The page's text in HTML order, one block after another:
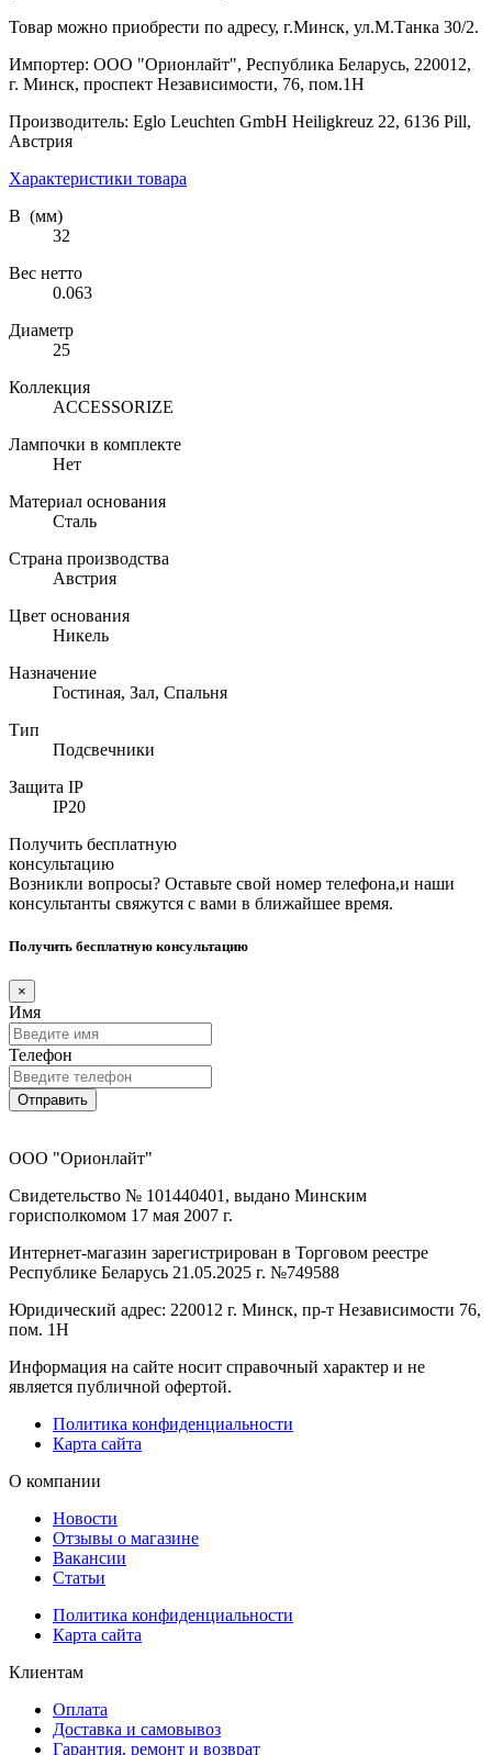
Товар можно приобрести по адресу, г.Минск, ул.М.Танка 30/2.
Импортер: ООО "Орионлайт", Республика Беларусь, 220012,
г. Минск, проспект Независимости, 76, пом.1Н
Производитель: Eglo Leuchten GmbH Heiligkreuz 22, 6136 Pill,
Австрия
Характеристики товара
В (мм)
32
Вес нетто
0.063
Диаметр
25
Коллекция
ACCESSORIZE
Лампочки в комплекте
Нет
Материал основания
Сталь
Страна производства
Австрия
Цвет основания
Никель
Назначение
Гостиная, Зал, Спальня
Тип
Подсвечники
Защита IP
IP20
Получить бесплатную
консультацию
Возникли вопросы? Оставьте свой номер телефона,и наши
консультанты свяжутся с вами в ближайшее время.
Получить бесплатную консультацию
×
Имя
Телефон
Отправить
ООО "Орионлайт"
Свидетельство № 101440401, выдано Минским
горисполкомом 17 мая 2007 г.
Интернет-магазин зарегистрирован в Торговом реестре
Республике Беларусь 21.05.2025 г. №749588
Юридический адрес: 220012 г. Минск, пр-т Независимости 76,
пом. 1Н
Информация на сайте носит справочный характер и не
является публичной офертой.
Политика конфиденциальности
Карта сайта
О компании
Новости
Отзывы о магазине
Вакансии
Статьи
Политика конфиденциальности
Карта сайта
Клиентам
Оплата
Доставка и самовывоз
Гарантия, ремонт и возврат